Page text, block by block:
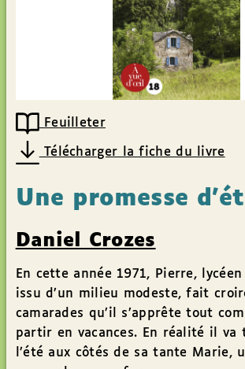
Feuilleter
Télécharger la fiche du livre
Une promesse
Daniel Crozes
En cette année 1971, Pierre,
issu d’un milieu modeste, fait
camarades qu’il s’apprête tout
partir en vacances. En réalité il
l’été aux côtés de sa tante Marie,